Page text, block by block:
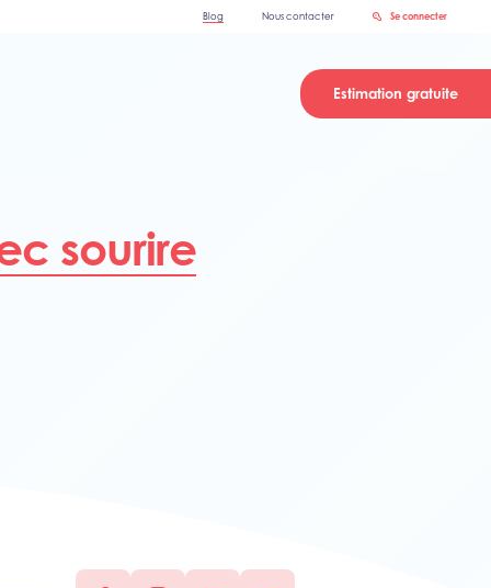
Blog Nous contacter Se connecter
Estimation gratuite
sourire